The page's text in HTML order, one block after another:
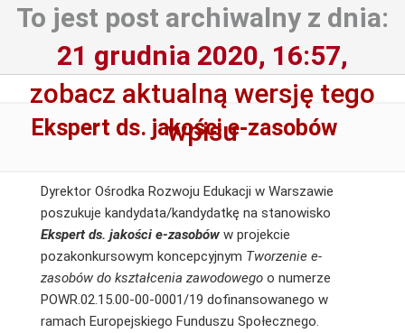
To jest post archiwalny z dnia:
21 grudnia 2020, 16:57,
zobacz aktualną wersję tego
wpisu
Ekspert ds. jakości e-zasobów
Dyrektor Ośrodka Rozwoju Edukacji w Warszawie
poszukuje kandydata/kandydatkę na stanowisko
Ekspert ds. jakości e-zasobóww projekcie
pozakonkursowym koncepcyjnym Tworzenie e-
zasobów do kształcenia zawodowego o numerze
POWR.02.15.00-00-0001/19 dofinansowanego w
ramach Europejskiego Funduszu Społecznego.